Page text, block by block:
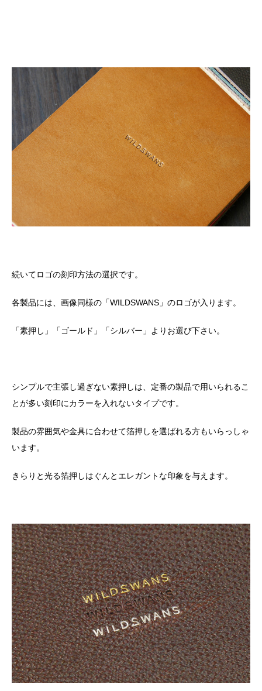
続いてロゴの刻印方法の選択です。
各製品には、画像同様の「WILDSWANS 」のロゴが入ります。
「素押し」「ゴールド」「シルバー」よりお選び下さい。
シンプルで主張し過ぎない素押しは、定番の製品で用いられるこ
とが多い刻印にカラーを入れないタイプです。
製品の雰囲気や金具に合わせて箔押しを選ばれる方もいらっしゃ
います。
きらりと光る箔押しはぐんとエレガントな印象を与えます。